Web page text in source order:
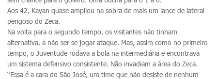
Aos 42, Kayan quase ampliou na sobra de mais um lance de lateral
perigoso do Zeca.
Na volta para o segundo tempo, os visitantes não tinham
alternativa, a não ser se jogar ataque. Mas, assim como no primeiro
tempo, o Juventude rodava a bola na intermediária e encontrava
um sistema defensivo consistente. Não invadiam a área do Zeca.
“Essa é a cara do São José, um time que não desiste de nenhum